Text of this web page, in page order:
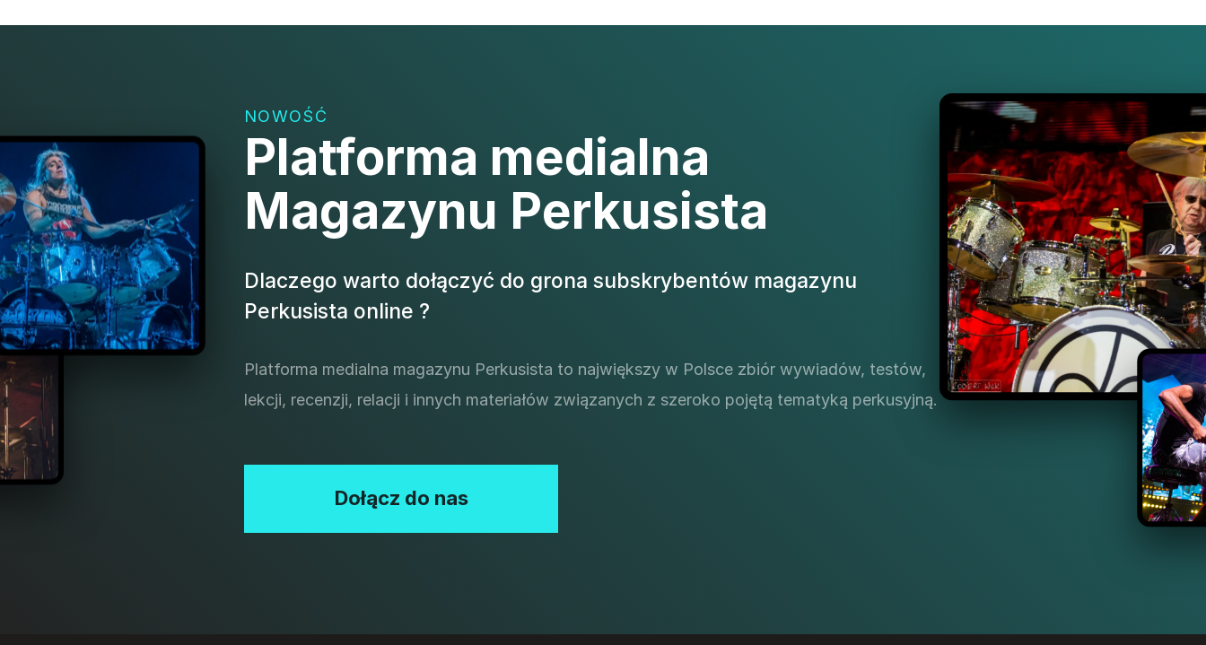
NOWOŚĆ
Platforma medialna
Magazynu Perkusista
Dlaczego warto dołączyć do grona subskrybentów magazynu
Perkusista online ?
Platforma medialna magazynu Perkusista to największy w Polsce zbiór wywiadów, testów,
lekcji, recenzji, relacji i innych materiałów związanych z szeroko pojętą tematyką perkusyjną.
Dołącz do nas